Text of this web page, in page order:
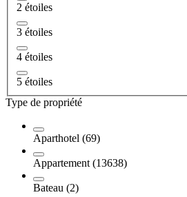
2 étoiles
3 étoiles
4 étoiles
5 étoiles
Type de propriété
Aparthotel (69)
Appartement (13638)
Bateau (2)